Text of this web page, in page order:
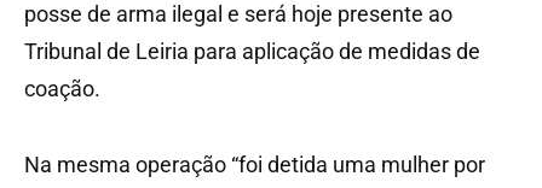
posse de arma ilegal e será hoje presente ao
Tribunal de Leiria para aplicação de medidas de
coação.
Na mesma operação “foi detida uma mulher por